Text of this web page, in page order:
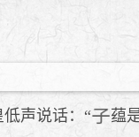
声说话：“ 蕴